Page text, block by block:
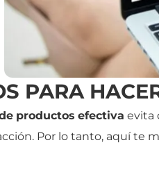
PARA
productos efectiva evita
Por lo tanto, aquí te